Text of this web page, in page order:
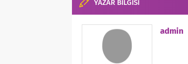
YAZAR BİLGİSİ
admin